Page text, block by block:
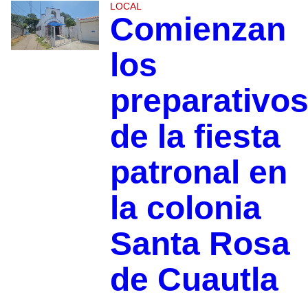
LOCAL
Comienzan
los
preparativos
de la fiesta
patronal en
la colonia
Santa Rosa
de Cuautla